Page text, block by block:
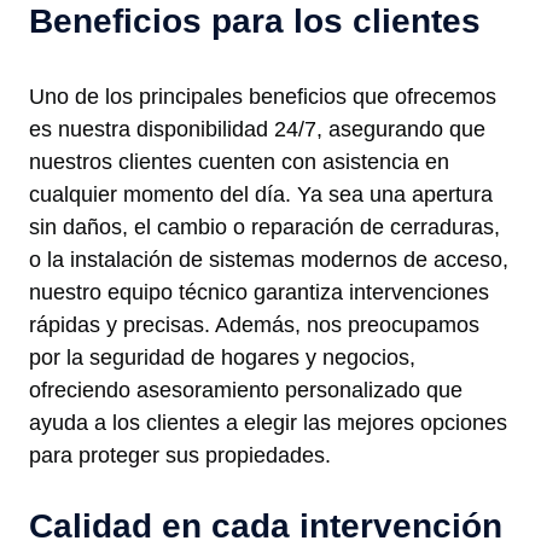
Beneficios para los clientes
Uno de los principales beneficios que ofrecemos
es nuestra disponibilidad 24/7, asegurando que
nuestros clientes cuenten con asistencia en
cualquier momento del día. Ya sea una apertura
sin daños, el cambio o reparación de cerraduras,
o la instalación de sistemas modernos de acceso,
nuestro equipo técnico garantiza intervenciones
rápidas y precisas. Además, nos preocupamos
por la seguridad de hogares y negocios,
ofreciendo asesoramiento personalizado que
ayuda a los clientes a elegir las mejores opciones
para proteger sus propiedades.
Calidad en cada intervención